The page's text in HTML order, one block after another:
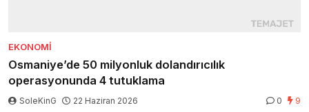
EKONOMI
Osmaniye’de 50 milyonluk dolandırıcılık
operasyonunda 4 tutuklama
SoleKinG 22 Haziran 2026 0 9